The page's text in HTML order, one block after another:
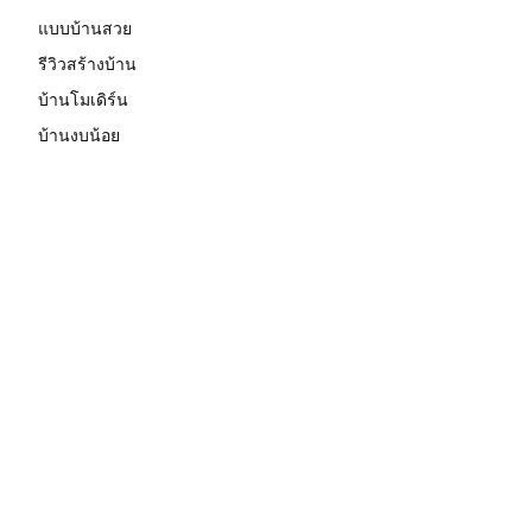
แบบบ้านสวย
รีวิวสร้างบ้าน
บ้านโมเดิร์น
บ้านงบน้อย